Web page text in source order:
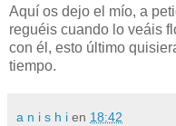
Aquí os dejo el mío, a
reguéis cuando lo veáis
con él, esto último
tiempo.
a n i s h i en 18:42